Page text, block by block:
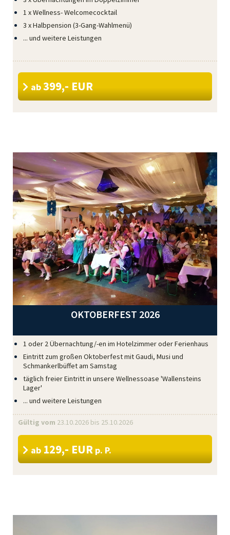
1 x Wellness- Welcomecocktail
3 x Halbpension (3-Gang-Wahlmenü)
... und weitere Leistungen
ab399,- EUR
OKTOBERFEST 2026
1 oder 2 Übernachtung/-en im Hotelzimmer oder Ferienhaus
Eintritt zum großen Oktoberfest mit Gaudi, Musi und
Schmankerlbüffet am Samstag
täglich freier Eintritt in unsere Wellnessoase 'Wallensteins
Lager'
... und weitere Leistungen
Gültig vom 23.10.2026 bis 25.10.2026
ab 129,- EUR p. P.